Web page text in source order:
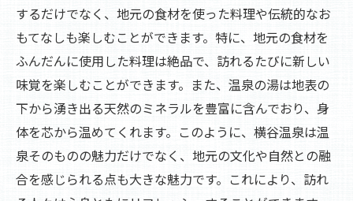
するだけでなく、地元の食材を使った料理や伝統的なお
もてなしも楽しむことができます。特に、地元の食材を
ふんだんに使用した料理は絶品で、訪れるたびに新しい
味覚を楽しむことができます。また、温泉の湯は地表の
下から湧き出る天然のミネラルを豊富に含んでおり、身
体を芯から温めてくれます。このように、横谷温泉は温
泉そのものの魅力だけでなく、地元の文化や自然との融
合を感じられる点も大きな魅力です。これにより、訪れ